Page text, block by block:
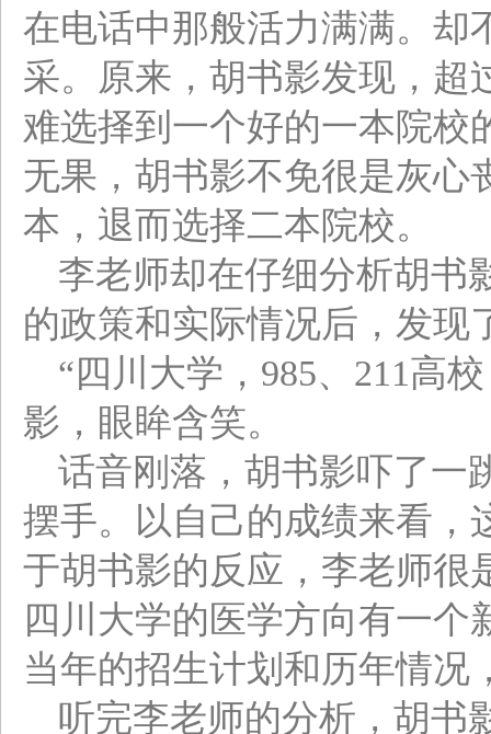
在电话中那般活力满满。却
采。原来，胡书影发现，超
难选择到一个好的一本院校
无果，胡书影不免很是灰心
本，退而选择二本院校。
李老师却在仔细分析胡书
的政策和实际情况后，发现
“四川大学，985、211高
影，眼眸含笑。
话音刚落，胡书影吓了一
摆手。以自己的成绩来看，
于胡书影的反应，李老师很
四川大学的医学方向有一
当年的招生计划和历年情况
听完李老师的分析，胡书